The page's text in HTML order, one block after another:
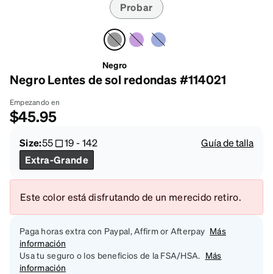
Probar
Negro
Negro Lentes de sol redondas #114021
Empezando en
$45.95
Size:55 19-142
Guía de talla
Extra-Grande
Este color está disfrutando de un merecido retiro.
Paga horas extra con Paypal, Affirm or Afterpay Más
información
Usa tu seguro o los beneficios de la FSA/HSA. Más
información